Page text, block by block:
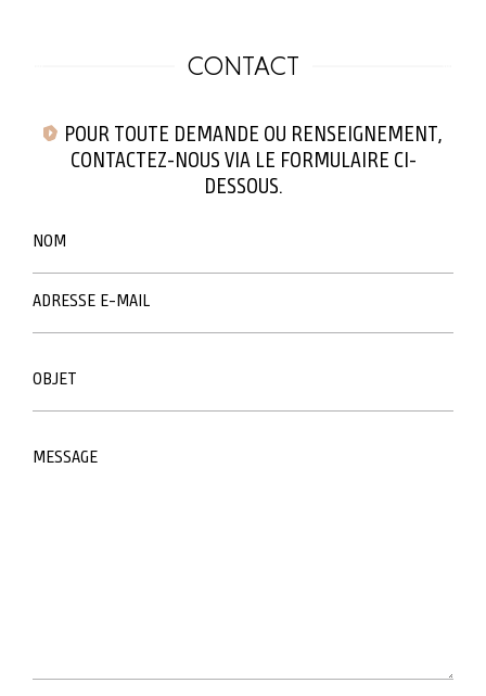
CONTACT
POUR TOUTE DEMANDE OU RENSEIGNEMENT,
CONTACTEZ-NOUS VIA LE FORMULAIRE CI-
DESSOUS.
NOM
ADRESSE E-MAIL
OBJET
MESSAGE